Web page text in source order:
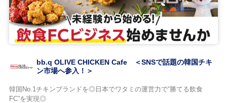
bb.q OLIVE CHICKEN Cafe ＜SNSで話題の韓国チキ
ン市場へ参入！＞
韓国No.1チキンブランドを◎日本でワタミの運営力で“勝てる飲食
FC”を実現◎